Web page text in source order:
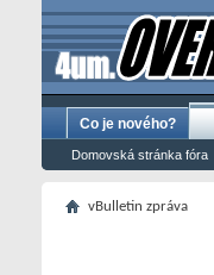
Co je nového?
Domovská stránka fóra
vBulletin zpráva